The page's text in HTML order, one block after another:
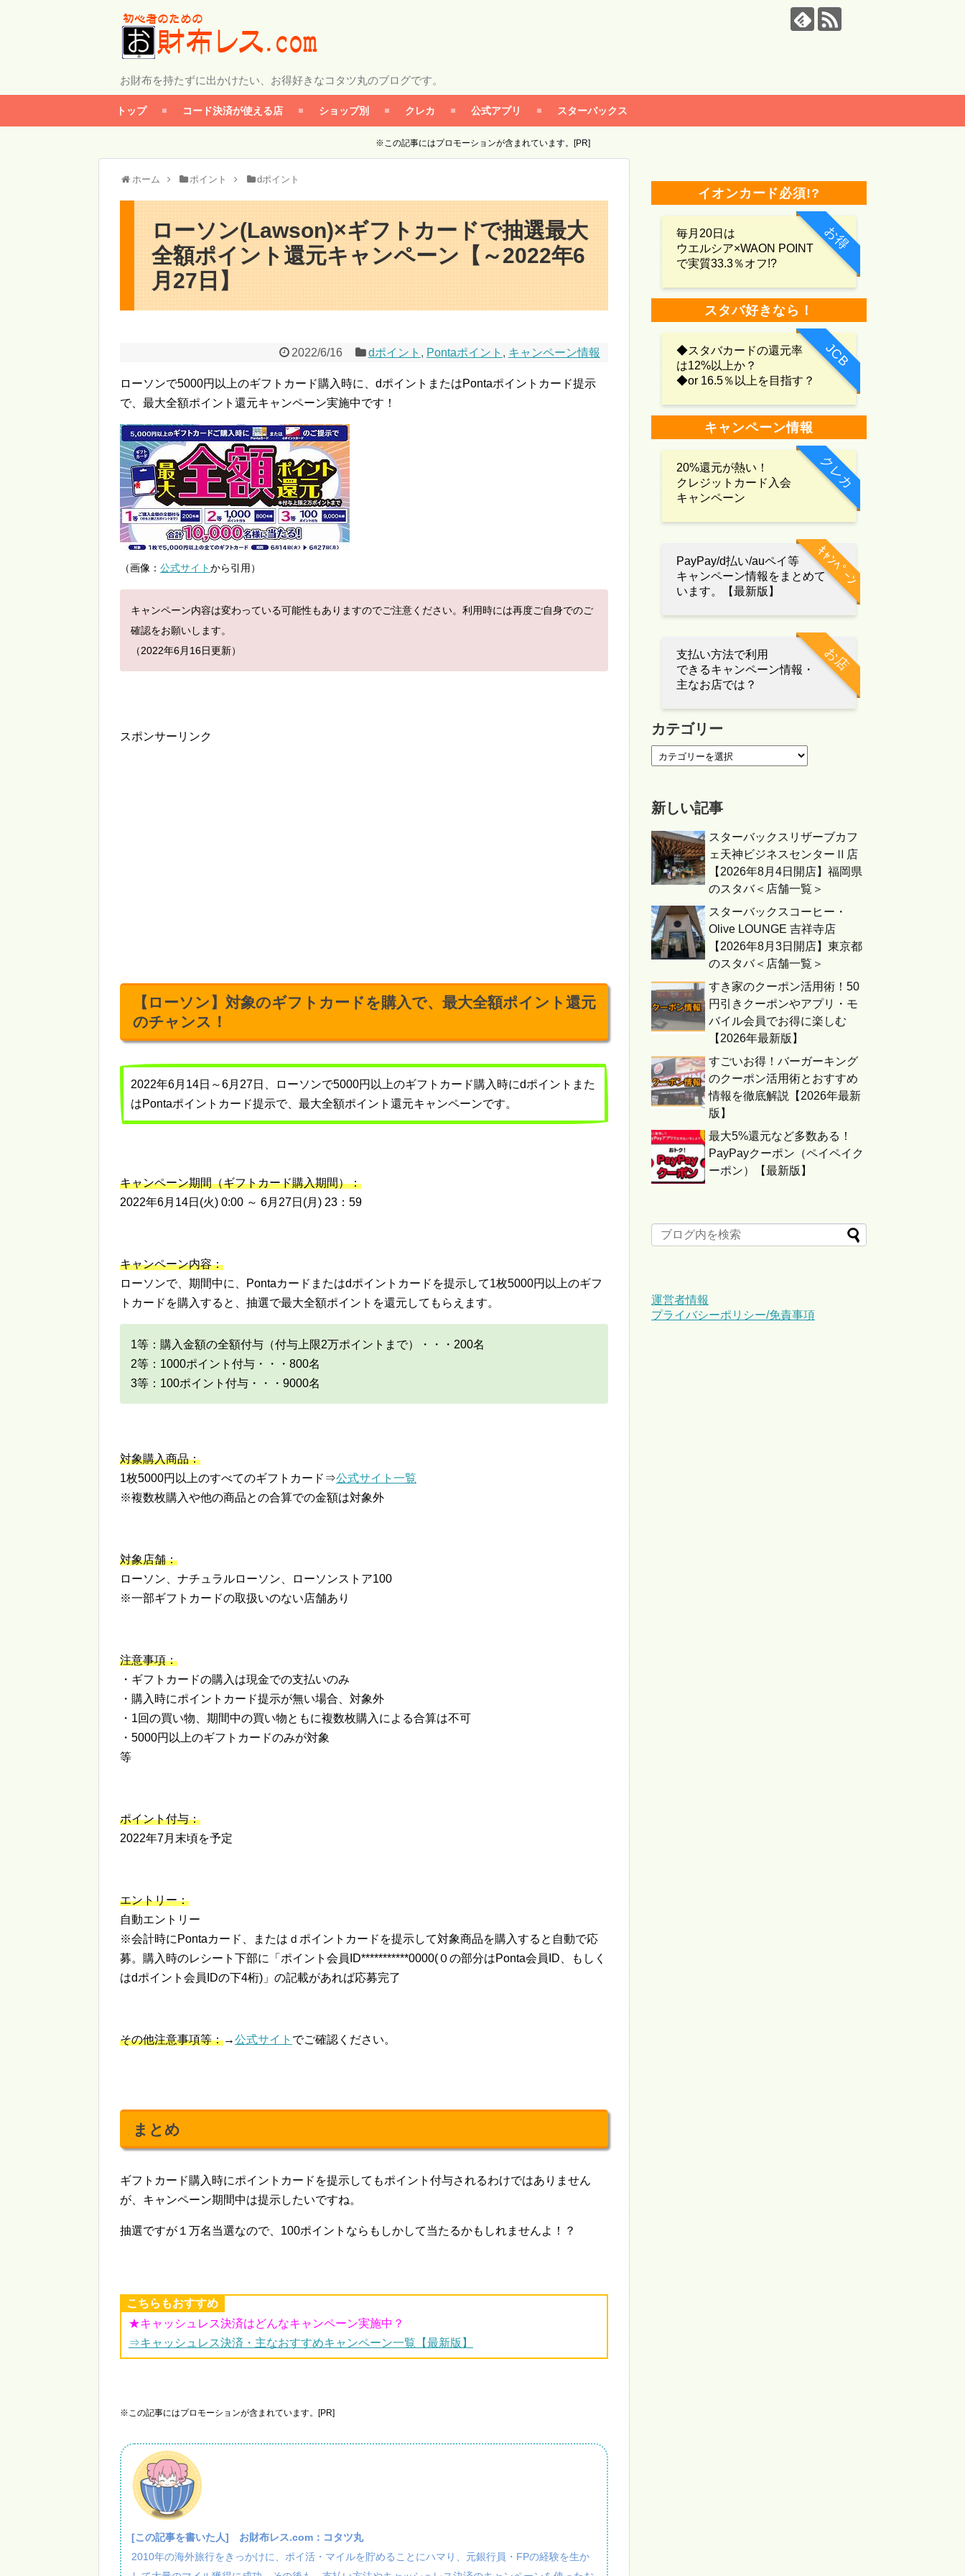
お財布を持たずに出かけたい、お得好きなコタツ丸のブログです。
トップ コード決済が使える店 ショップ別 クレカ 公式アプリ スターバックス
※この記事にはプロモーションが含まれています。[PR]
ホーム ポイント dポイント
ローソン(Lawson)×ギフトカードで抽選最大
全額ポイント還元キャンペーン【～2022年6
月27日】
2022/6/16 dポイント , Pontaポイント , キャンペーン情報
ローソンで5000円以上のギフトカード購入時に、dポイントまたはPontaポイントカード提示
で、最大全額ポイント還元キャンペーン実施中です！
（画像： 公式サイトから引用）
キャンペーン内容は変わっている可能性もありますのでご注意ください。利用時には再度ご自身でのご
確認をお願いします。
（2022年6月16日更新）
スポンサーリンク
【ローソン】対象のギフトカードを購入で、最大全額ポイント還元
のチャンス！
2022年6月14日～6月27日、ローソンで5000円以上のギフトカード購入時にdポイントまた
はPontaポイントカード提示で、最大全額ポイント還元キャンペーンです。
キャンペーン期間（ギフトカード購入期間）：
2022年6月14日(火) 0:00 ～ 6月27日(月) 23：59
キャンペーン内容：
ローソンで、期間中に、Pontaカードまたはdポイントカードを提示して1枚5000円以上のギフ
トカードを購入すると、抽選で最大全額ポイントを還元してもらえます。
1等：購入金額の全額付与（付与上限2万ポイントまで）・・・200名
2等：1000ポイント付与・・・800名
3等：100ポイント付与・・・9000名
対象購入商品：
1枚5000円以上のすべてのギフトカード⇒公式サイト一覧
※複数枚購入や他の商品との合算での金額は対象外
対象店舗：
ローソン、ナチュラルローソン、ローソンストア100
※一部ギフトカードの取扱いのない店舗あり
注意事項：
・ギフトカードの購入は現金での支払いのみ
・購入時にポイントカード提示が無い場合、対象外
・1回の買い物、期間中の買い物ともに複数枚購入による合算は不可
・5000円以上のギフトカードのみが対象
等
ポイント付与：
2022年7月末頃を予定
エントリー：
自動エントリー
※会計時にPontaカード、またはｄポイントカードを提示して対象商品を購入すると自動で応
募。購入時のレシート下部に「ポイント会員ID***********0000(０の部分はPonta会員ID、もしく
はdポイント会員IDの下4桁)」の記載があれば応募完了
その他注意事項等：→公式サイト でご確認ください。
まとめ
ギフトカード購入時にポイントカードを提示してもポイント付与されるわけではありません
が、キャンペーン期間中は提示したいですね。
抽選ですが１万名当選なので、100ポイントならもしかして当たるかもしれませんよ！？
こちらもおすすめ
★キャッシュレス決済はどんなキャンペーン実施中？
⇒キャッシュレス決済・主なおすすめキャンペーン一覧【最新版】
※この記事にはプロモーションが含まれています。[PR]
[この記事を書いた人] お財布レス.com：コタツ丸
2010年の海外旅行をきっかけに、ポイ活・マイルを貯めることにハマり、元銀行員・FPの経験を生か
イオンカード必須!?
お得
毎月20日は
ウエルシア×WAON POINT
で実質33.3％オフ!?
スタバ好きなら！
JCB
◆スタバカードの還元率
は12%以上か？
◆or 16.5％以上を目指す？
キャンペーン情報
クレカ
20%還元が熱い！
クレジットカード入会
キャンペーン
ｷｬﾝﾍﾟｰﾝ
PayPay/d払い/auペイ等
キャンペーン情報をまとめて
います。【最新版】
お店
支払い方法で利用
できるキャンペーン情報・
主なお店では？
カテゴリー
新しい記事
スターバックスリザーブカフ
ェ天神ビジネスセンターⅡ店
【2026年8月4日開店】福岡県
のスタバ＜店舗一覧＞
スターバックスコーヒー・
Olive LOUNGE 吉祥寺店
【2026年8月3日開店】東京都
のスタバ＜店舗一覧＞
すき家のクーポン活用術！50
円引きクーポンやアプリ・モ
バイル会員でお得に楽しむ
【2026年最新版】
すごいお得！バーガーキング
のクーポン活用術とおすすめ
情報を徹底解説【2026年最新
版】
最大5%還元など多数ある！
PayPayクーポン（ペイペイク
ーポン）【最新版】
運営者情報
プライバシーポリシー/免責事項